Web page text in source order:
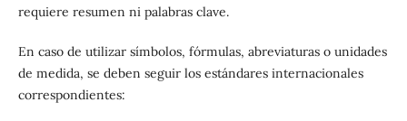
requiere resumen ni palabras clave.
En caso de utilizar símbolos, fórmulas, abreviaturas o unidades
de medida, se deben seguir los estándares internacionales
correspondientes: